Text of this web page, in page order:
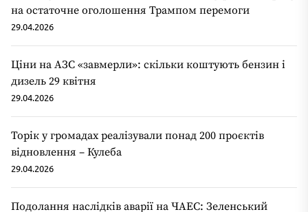
на остаточне оголошення Трампом перемоги
29.04.2026
Ціни на АЗС «завмерли»: скільки коштують бензин і
дизель 29 квітня
29.04.2026
Торік у громадах реалізували понад 200 проєктів
відновлення – Кулеба
29.04.2026
Подолання наслідків аварії на ЧАЕС: Зеленський